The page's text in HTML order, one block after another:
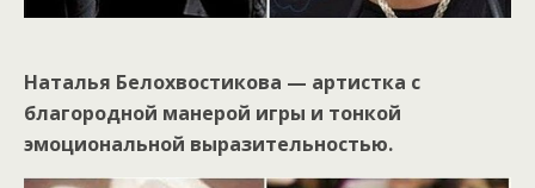
Наталья Белохвостикова — артистка с
благородной манерой игры и тонкой
эмоциональной выразительностью.